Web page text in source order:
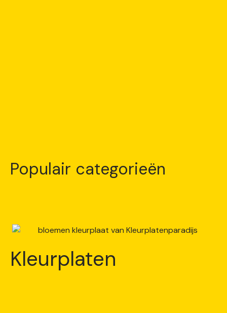
Populair categorieën
Kleurplaten